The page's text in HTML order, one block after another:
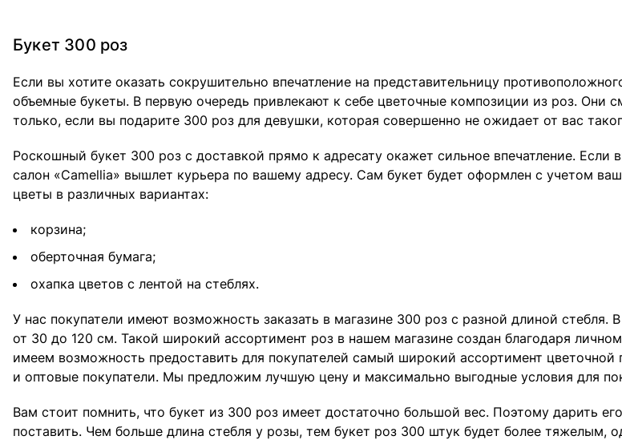
Букет 300 роз
Если вы хотите оказать сокрушительно впечатление на представительницу
объемные букеты. В первую очередь привлекают к себе цветочные композиции из роз. Они
только, если вы подарите 300 роз для девушки, которая совершенно не ожидает от вас
Роскошный букет 300 роз с доставкой прямо к адресату окажет сильное впечатление. Если
салон «Camellia» вышлет курьера по вашему адресу. Сам букет будет оформлен с учетом
цветы в различных вариантах:
корзина;
оберточная бумага;
охапка цветов с лентой на стеблях.
У нас покупатели имеют возможность заказать в магазине 300 роз с разной длиной
от 30 до 120 см. Такой широкий ассортимент роз в нашем магазине создан благодаря
имеем возможность предоставить для покупателей самый широкий ассортимент
и оптовые покупатели. Мы предложим лучшую цену и максимально выгодные условия для
Вам стоит помнить, что букет из 300 роз имеет достаточно большой вес. Поэтому дарить
поставить. Чем больше длина стебля у розы, тем букет роз 300 штук будет более тяжелым,